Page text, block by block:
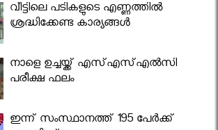
വീട്ടിലെ പടികളുടെ എണ്ണത്തിൽ
ശ്രദ്ധിക്കേണ്ട കാര്യങ്ങൾ
നാളെ ഉച്ചയ്ക്ക് എസ്എസ്എല്‍സി
പരീക്ഷ ഫലം
ഇന്ന് സംസ്ഥാനത്ത് 195 പേര്‍ക്ക്